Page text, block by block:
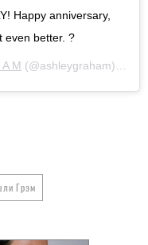
Happy anniversary,
even better. ?
M (@ashleygraham) on
Грэм